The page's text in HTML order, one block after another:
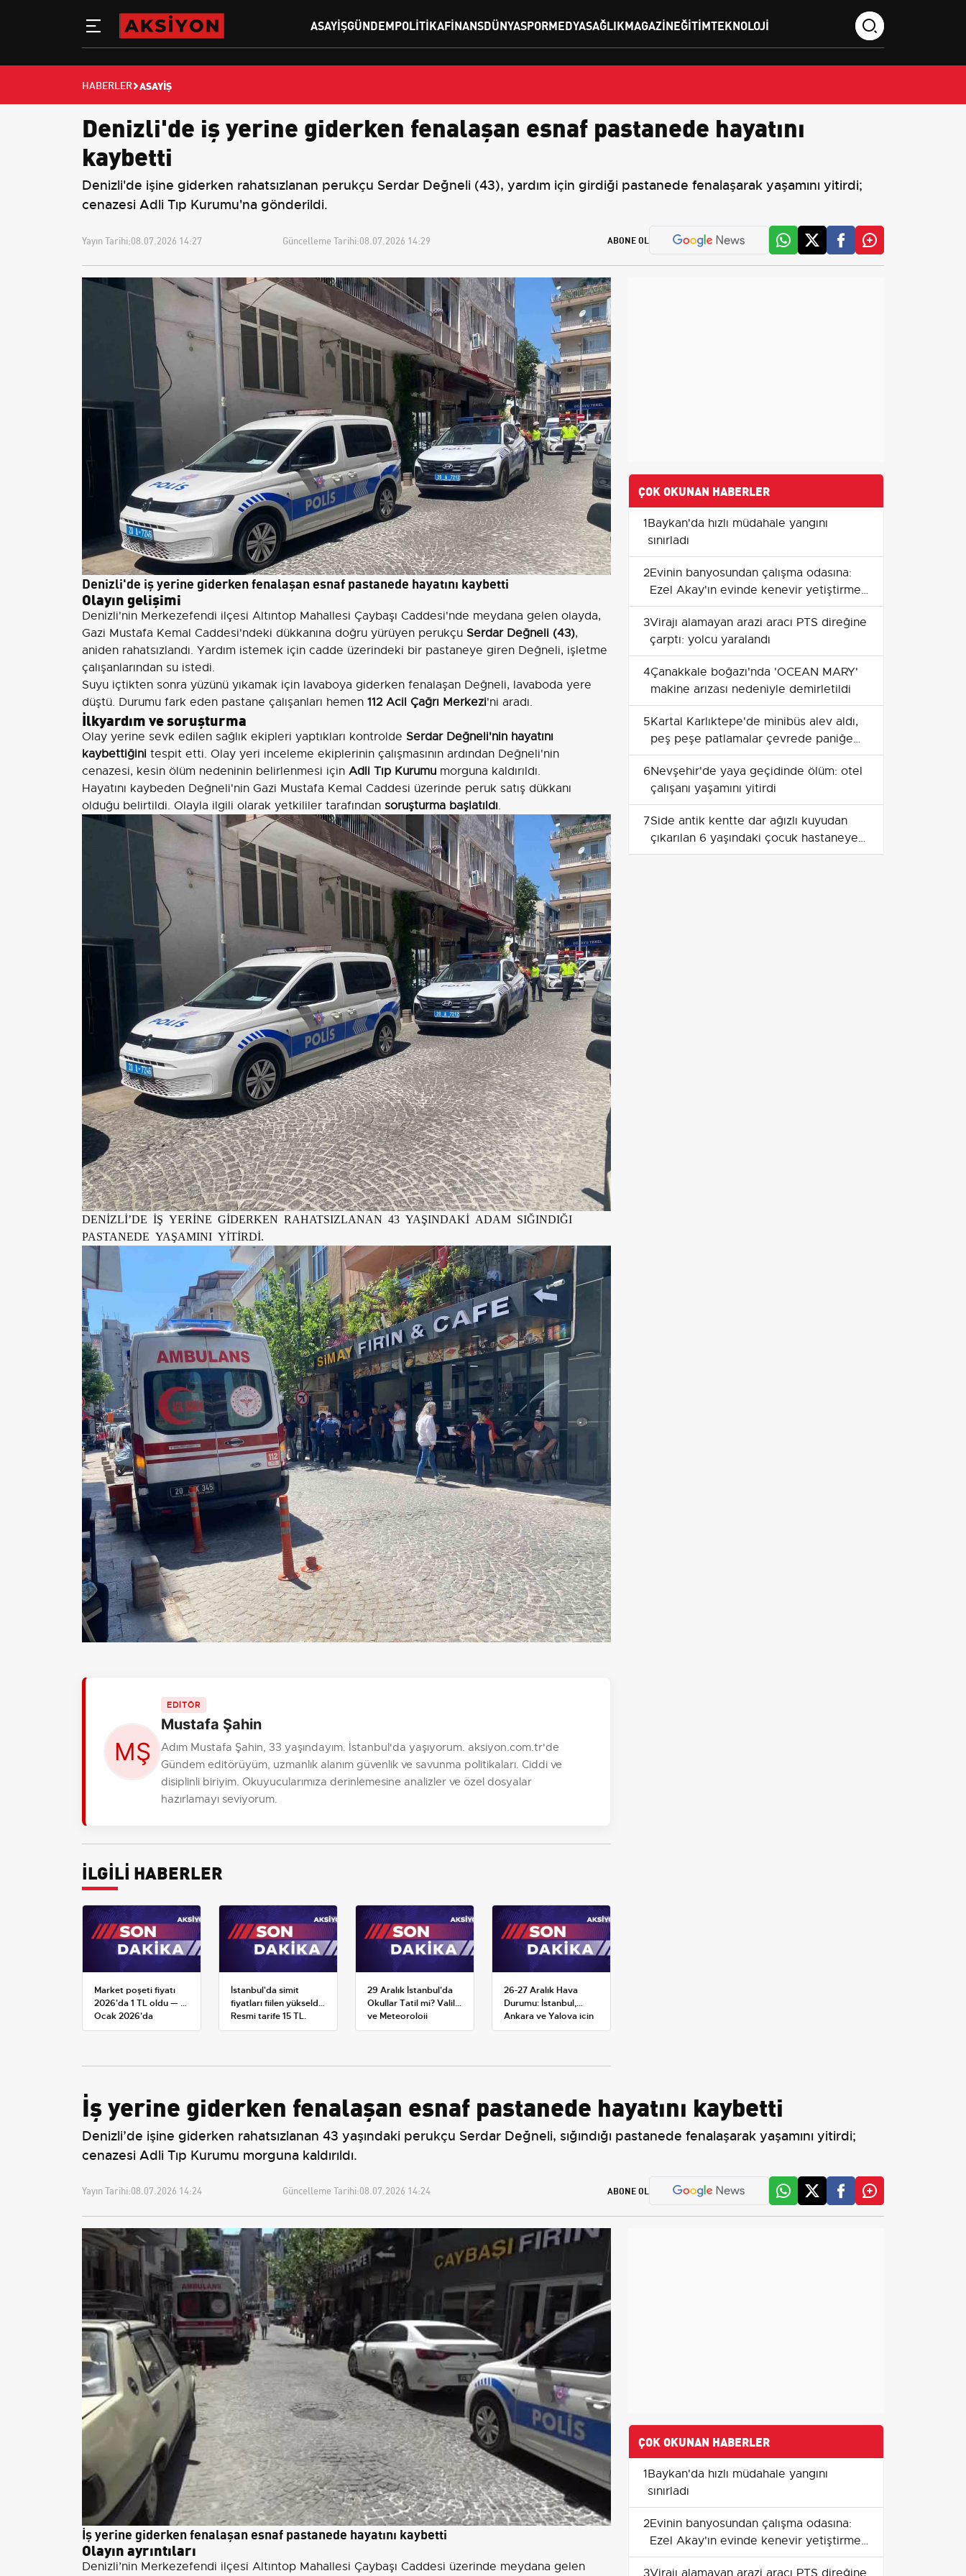
ASAYIŞGÜNDEMPOLITIKAFINANSDÜNYASPORMEDYASAĞLIKMAGAZINEĞITIMTEKNOLOJI
HABERLER ASAYIŞ
Denizli'de iş yerine giderken fenalaşan esnaf pastanede hayatını
kaybetti
Denizli'de işine giderken rahatsızlanan perukçu Serdar Değneli (43), yardım için girdiği pastanede fenalaşarak yaşamını yitirdi;
cenazesi Adli Tıp Kurumu'na gönderildi.
Yayın Tarihi:08.07.2026 14:27 Güncelleme Tarihi:08.07.2026 14:29 ABONE OL
Denizli'de iş yerine giderken fenalaşan esnaf pastanede hayatını kaybetti
Olayın gelişimi
Denizli'nin Merkezefendi ilçesi Altıntop Mahallesi Çaybaşı Caddesi'nde meydana gelen olayda,
Gazi Mustafa Kemal Caddesi'ndeki dükkanına doğru yürüyen perukçu Serdar Değneli (43),
aniden rahatsızlandı. Yardım istemek için cadde üzerindeki bir pastaneye giren Değneli, işletme
çalışanlarından su istedi.
Suyu içtikten sonra yüzünü yıkamak için lavaboya giderken fenalaşan Değneli, lavaboda yere
düştü. Durumu fark eden pastane çalışanları hemen 112 Acil Çağrı Merkezi'ni aradı.
İlkyardım ve soruşturma
Olay yerine sevk edilen sağlık ekipleri yaptıkları kontrolde Serdar Değneli'nin hayatını
kaybettiğini tespit etti. Olay yeri inceleme ekiplerinin çalışmasının ardından Değneli'nin
cenazesi, kesin ölüm nedeninin belirlenmesi için Adli Tıp Kurumu morguna kaldırıldı.
Hayatını kaybeden Değneli'nin Gazi Mustafa Kemal Caddesi üzerinde peruk satış dükkanı
olduğu belirtildi. Olayla ilgili olarak yetkililer tarafından soruşturma başlatıldı.
DENİZLİ’DE İŞ YERİNE GİDERKEN RAHATSIZLANAN 43 YAŞINDAKİ ADAM SIĞINDIĞI
PASTANEDE YAŞAMINI YİTİRDİ.
EDİTÖR
Mustafa Şahin
Adım Mustafa Şahin, 33 yaşındayım. İstanbul'da yaşıyorum. aksiyon.com.tr'de
Gündem editörüyüm, uzmanlık alanım güvenlik ve savunma politikaları. Ciddi ve
disiplinli biriyim. Okuyucularımıza derinlemesine analizler ve özel dosyalar
hazırlamayı seviyorum.
İLGİLİ HABERLER
Market poşeti fiyatı
2026'da 1 TL oldu — 1
Ocak 2026'da
yürürlüğe giren tarife
İstanbul'da simit
fiyatları fiilen yükseldi:
Resmi tarife 15 TL,
satışlar 20-25 TL'ye
29 Aralık İstanbul'da
Okullar Tatil mi? Valilik
ve Meteoroloji
Açıklamaları
26-27 Aralık Hava
Durumu: İstanbul,
Ankara ve Yalova için
Kar Tahminleri
ÇOK OKUNAN HABERLER
1Baykan'da hızlı müdahale yangını
sınırladı
2Evinin banyosundan çalışma odasına:
Ezel Akay'ın evinde kenevir yetiştirme
düzeni ortaya çıktı
3Virajı alamayan arazi aracı PTS direğine
çarptı: yolcu yaralandı
4Çanakkale boğazı'nda 'OCEAN MARY'
makine arızası nedeniyle demirletildi
5Kartal Karlıktepe'de minibüs alev aldı,
peş peşe patlamalar çevrede paniğe
yol açtı
6Nevşehir'de yaya geçidinde ölüm: otel
çalışanı yaşamını yitirdi
7Side antik kentte dar ağızlı kuyudan
çıkarılan 6 yaşındaki çocuk hastaneye
götürüldü
İş yerine giderken fenalaşan esnaf pastanede hayatını kaybetti
Denizli’de işine giderken rahatsızlanan 43 yaşındaki perukçu Serdar Değneli, sığındığı pastanede fenalaşarak yaşamını yitirdi;
cenazesi Adli Tıp Kurumu morguna kaldırıldı.
Yayın Tarihi:08.07.2026 14:24 Güncelleme Tarihi:08.07.2026 14:24 ABONE OL
İş yerine giderken fenalaşan esnaf pastanede hayatını kaybetti
Olayın ayrıntıları
Denizli’nin Merkezefendi ilçesi Altıntop Mahallesi Çaybaşı Caddesi üzerinde meydana gelen
ÇOK OKUNAN HABERLER
1Baykan'da hızlı müdahale yangını
sınırladı
2Evinin banyosundan çalışma odasına:
Ezel Akay'ın evinde kenevir yetiştirme
düzeni ortaya çıktı
3Virajı alamayan arazi aracı PTS direğine